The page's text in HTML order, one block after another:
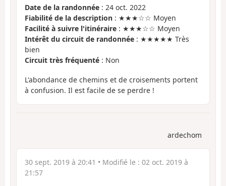
Date de la randonnée : 24 oct. 2022
Fiabilité de la description : ★★★☆☆ Moyen
Facilité à suivre l'itinéraire : ★★★☆☆ Moyen
Intérêt du circuit de randonnée : ★★★★★ Très
bien
Circuit très fréquenté : Non
L'abondance de chemins et de croisements portent
à confusion. Il est facile de se perdre !
ardechom
30 sept. 2019 à 20:41 • Modifié le : 02 oct. 2019 à
21:57